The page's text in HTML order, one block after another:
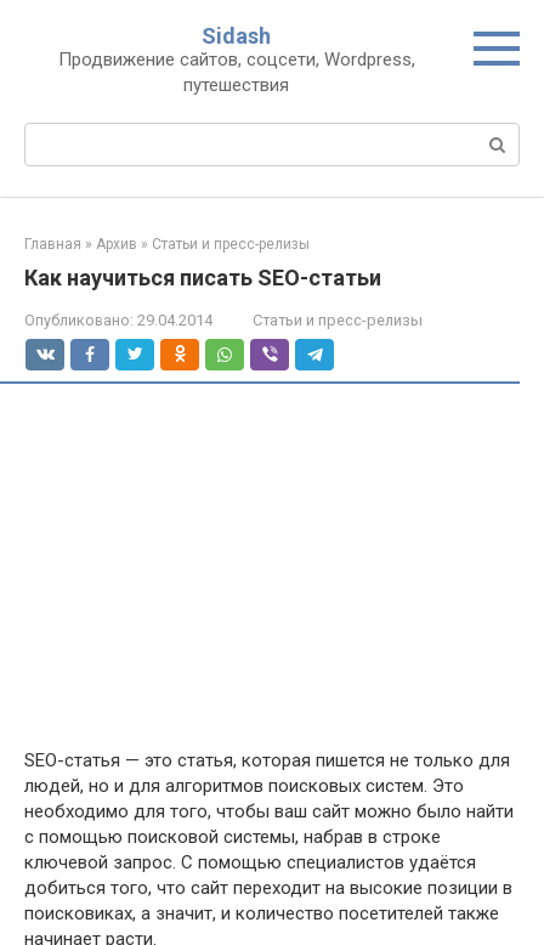
контенту
Sidash
Продвижение сайтов, соцсети, Wordpress,
путешествия
Главная » Архив » Статьи и пресс-релизы
Как научиться писать SEO-статьи
Опубликовано: 29.04.2014 Статьи и пресс-релизы
SEO-статья — это статья, которая пишется не только для
людей, но и для алгоритмов поисковых систем. Это
необходимо для того, чтобы ваш сайт можно было найти
с помощью поисковой системы, набрав в строке
ключевой запрос. С помощью специалистов удаётся
добиться того, что сайт переходит на высокие позиции в
поисковиках, а значит, и количество посетителей также
начинает расти.